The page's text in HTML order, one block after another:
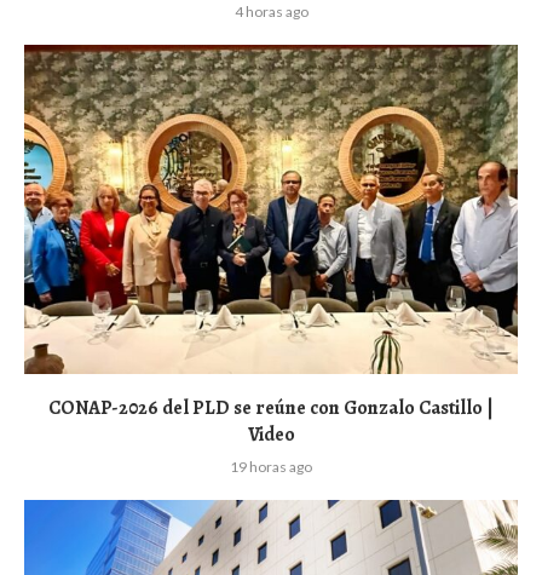
4 horas ago
CONAP-2026 del PLD se reúne con Gonzalo Castillo |
Video
19 horas ago